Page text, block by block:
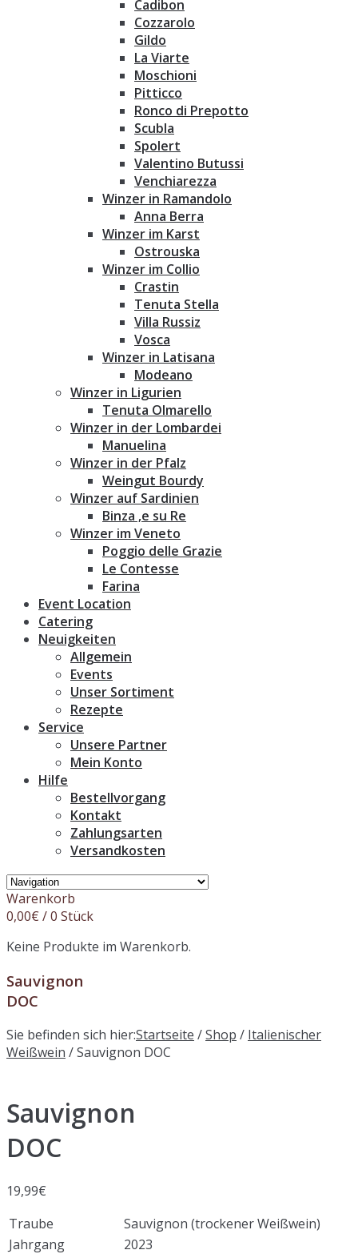
Cadibon
Cozzarolo
Gildo
La Viarte
Moschioni
Pitticco
Ronco di Prepotto
Scubla
Spolert
Valentino Butussi
Venchiarezza
Winzer in Ramandolo
Anna Berra
Winzer im Karst
Ostrouska
Winzer im Collio
Crastin
Tenuta Stella
Villa Russiz
Vosca
Winzer in Latisana
Modeano
Winzer in Ligurien
Tenuta Olmarello
Winzer in der Lombardei
Manuelina
Winzer in der Pfalz
Weingut Bourdy
Winzer auf Sardinien
Binza ‚e su Re
Winzer im Veneto
Poggio delle Grazie
Le Contesse
Farina
Event Location
Catering
Neuigkeiten
Allgemein
Events
Unser Sortiment
Rezepte
Service
Unsere Partner
Mein Konto
Hilfe
Bestellvorgang
Kontakt
Zahlungsarten
Versandkosten
Warenkorb
0,00€ / 0 Stück
Keine Produkte im Warenkorb.
Sauvignon
DOC
Sie befinden sich hier:Startseite /Shop / Italienischer
Weißwein / Sauvignon DOC
Sauvignon
DOC
19,99€
Traube
Sauvignon (trockener Weißwein)
Jahrgang
2023